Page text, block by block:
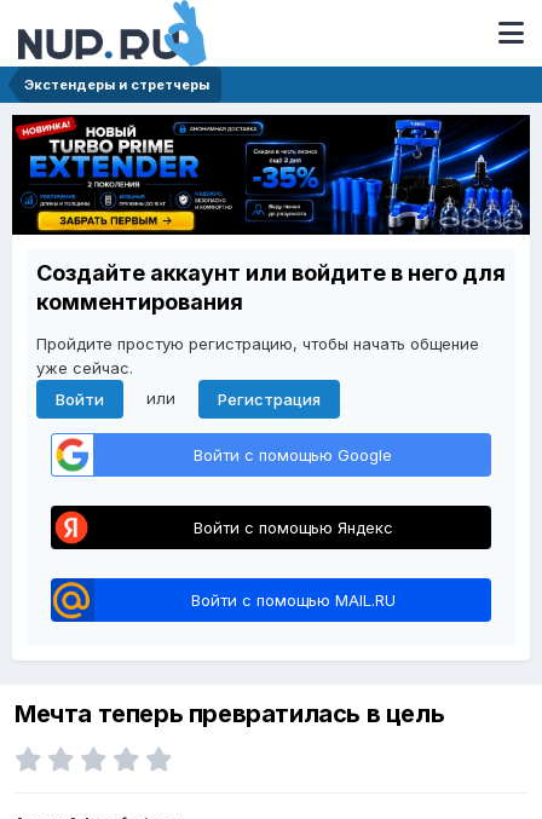
Экстендеры и стретчеры
Создайте аккаунт или войдите в него для
комментирования
Пройдите простую регистрацию, чтобы начать общение
уже сейчас.
Войти
или Регистрация
Войти с помощью Google
Войти с помощью Яндекс
Войти с помощью MAIL.RU
Мечта теперь превратилась в цель